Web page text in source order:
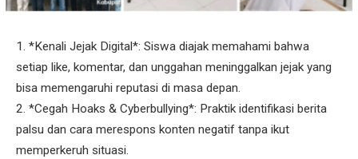
1. *Kenali Jejak Digital*: Siswa diajak memahami bahwa
setiap like, komentar, dan unggahan meninggalkan jejak yang
bisa memengaruhi reputasi di masa depan.
2. *Cegah Hoaks & Cyberbullying*: Praktik identifikasi berita
palsu dan cara merespons konten negatif tanpa ikut
memperkeruh situasi.